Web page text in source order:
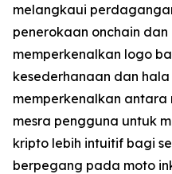
melangkaui
penerokaan onchain
memperkenalkan logo
kesederhanaan dan
memperkenalkan
mesra pengguna untuk
kripto lebih intuitif bagi
berpegang pada moto